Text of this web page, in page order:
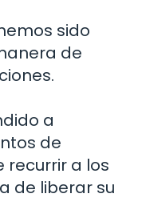
sido
de
a
de
recurrir a los
de liberar su